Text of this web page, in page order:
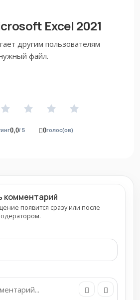
Excel 2021
другим пользователям
файл.
0,0/ 5 0голос(ов)
комментарий
появится сразу или после